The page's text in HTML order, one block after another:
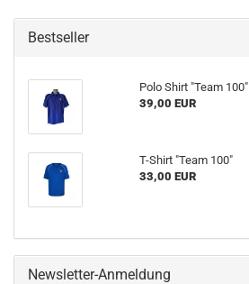
Bestseller
Polo Shirt "Team 100"
39,00 EUR
T-Shirt "Team 100"
33,00 EUR
Newsletter-Anmeldung